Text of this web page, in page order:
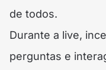
de todos.
Durante a live,
perguntas e